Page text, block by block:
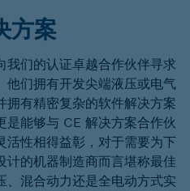
方案
我们的认证卓越合作伙伴寻求
他们拥有开发尖端液压或电气
拥有精密复杂的软件解决方案
是能够与 CE 解决方案合作伙
活性相得益彰，对于需要为下
计的机器制造商而言堪称最佳
、混合动力还是全电动方式实